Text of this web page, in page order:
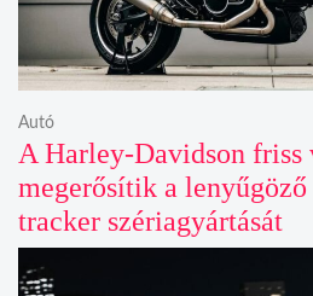
A Harley-Davidson friss
megerősítik a
tracker szériagyártását
Autó